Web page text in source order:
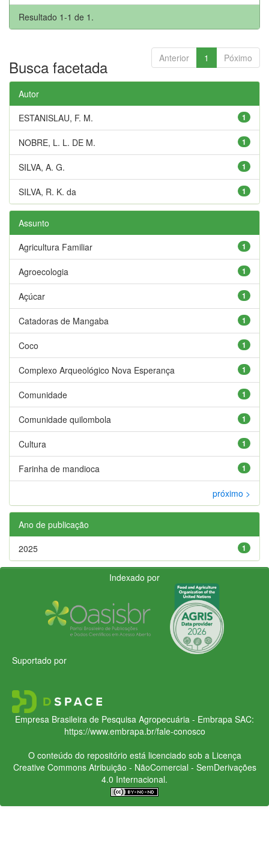
Resultado 1-1 de 1.
Anterior 1 Póximo
Busca facetada
Autor
1
ESTANISLAU, F. M.
1
NOBRE, L. L. DE M.
1
SILVA, A. G.
1
SILVA, R. K. da
Assunto
1
Agricultura Familiar
1
Agroecologia
1
Açúcar
1
Catadoras de Mangaba
1
Coco
1
Complexo Arqueológico Nova Esperança
1
Comunidade
1
Comunidade quilombola
1
Cultura
1
Farinha de mandioca
próximo >
Ano de publicação
1
2025
Indexado por
Suportado por
Empresa Brasileira de Pesquisa Agropecuária - Embrapa SAC:
https://www.embrapa.br/fale-conosco
O conteúdo do repositório está licenciado sob a Licença
Creative CommonsAtribuição - NãoComercial - SemDerivações
4.0 Internacional.